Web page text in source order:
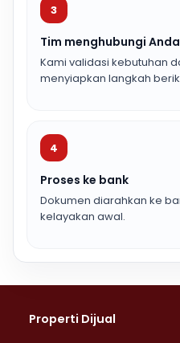
3
Tim menghubungi Anda
Kami validasi kebutuhan
menyiapkan langkah
4
Proses ke bank
Dokumen diarahkan ke
kelayakan awal.
Properti Dijual